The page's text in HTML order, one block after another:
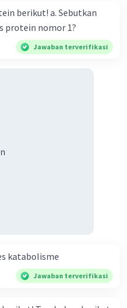
a. Sebutkan
protein nomor 1?
Jawaban terverifikasi
katabolisme
Jawaban terverifikasi